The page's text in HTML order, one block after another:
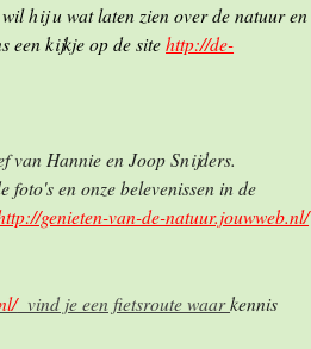
hij u wat laten zien over de natuur en
een kijkje op de sitehttp://de-
van Hannie en Joop Snijders.
foto's en onze belevenissen in de
genieten-van-de-natuur.jouwweb.nl/
vind je een fietsroute waarkennis